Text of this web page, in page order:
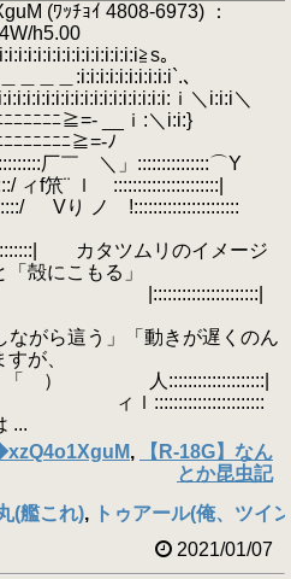
(ﾜｯﾁｮｲ 4808-6973) ：
h5.00
｡
＿:i:i:i:i:i:i:i:i:i:i`.､
ｉ＼i:i:i＼
ﾆﾆ≧=- __ｉ:＼i:i:}
ﾆﾆﾆﾆﾆ≧=-ﾉ
厂￣ ＼」:::::::::::::::⌒Y
f笊¨ ｌ ::::::::::::::::::::::|
ノ !::::::::::::::::::::::
タツムリのイメージ
殻にこもる」
がら這う」「動きが遅くのん
が、
人::::::::::::::::::::|
ｌ:::::::::::::::::::::::
...
,
【R-18G】なん
とか昆虫記
(艦これ),
トゥアール(俺、ツイ
2021/01/07